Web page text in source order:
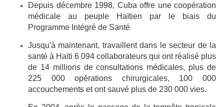
Depuis décembre 1998, Cuba offre une coopération
médicale au peuple Haïtien par le biais du
Programme Intégré de Santé
Jusqu'à maintenant, travaillent dans le secteur de la
santé à Haïti 6 094 collaborateurs qui ont réalisé plus
de 14 millions de consultations médicales, plus de
225 000 opérations chirurgicales, 100 000
accouchements et ont sauvé plus de 230 000 vies.